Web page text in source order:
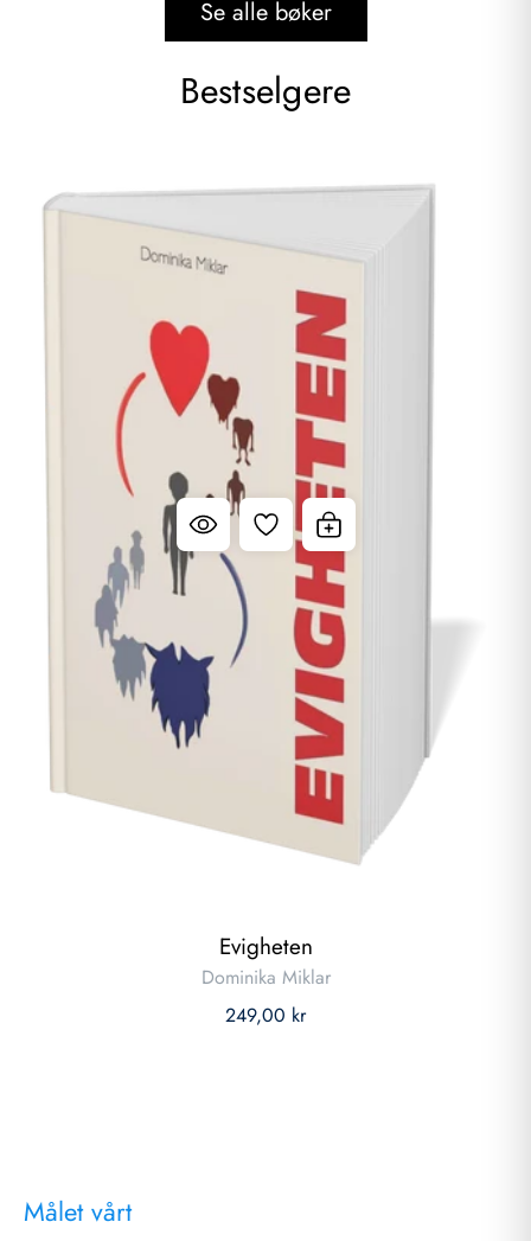
Bestselgere
Se alle bøker
Evigheten
Dominika Miklar
249,00 kr
Målet vårt